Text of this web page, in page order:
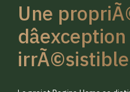
Une
irrÃ©sistible
00